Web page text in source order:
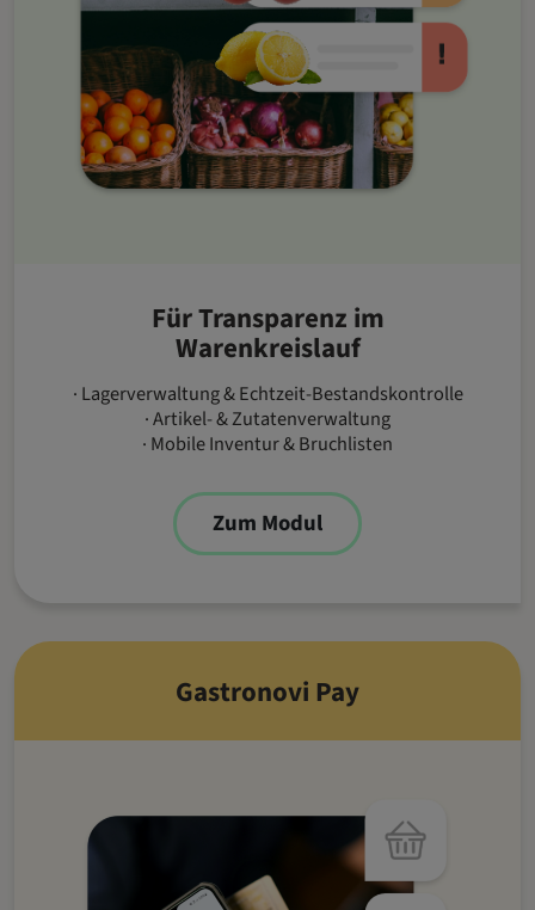
Für Transparenz im
Warenkreislauf
· Lagerverwaltung & Echtzeit-Bestandskontrolle
· Artikel- & Zutatenverwaltung
· Mobile Inventur & Bruchlisten
Zum Modul
Gastronovi Pay